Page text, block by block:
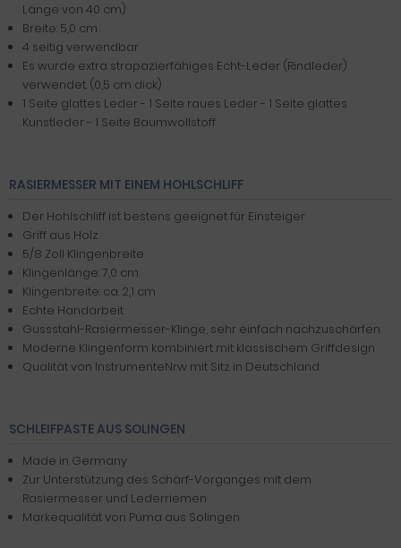
Länge von 40 cm)
Breite: 5,0 cm
4 seitig verwendbar
Es wurde extra strapazierfähiges Echt-Leder (Rindleder)
verwendet. (0,5 cm dick)
1 Seite glattes Leder - 1 Seite raues Leder - 1 Seite glattes
Kunstleder - 1 Seite Baumwollstoff
RASIERMESSER MIT EINEM HOHLSCHLIFF
Der Hohlschliff ist bestens geeignet für Einsteiger
Griff aus Holz
5/8 Zoll Klingenbreite
Klingenlänge: 7,0 cm
Klingenbreite: ca. 2,1 cm
Echte Handarbeit
Gussstahl-Rasiermesser-Klinge, sehr einfach nachzuschärfen
Moderne Klingenform kombiniert mit klassischem Griffdesign
Qualität von InstrumenteNrw mit Sitz in Deutschland
SCHLEIFPASTE AUS SOLINGEN
Made in Germany
Zur Unterstützung des Schärf-Vorganges mit dem
Rasiermesser und Lederriemen
Markequalität von Puma aus Solingen